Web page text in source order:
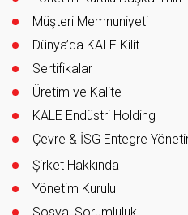
Müşteri Memnuniyeti
Dünya’da KALE Kilit
Sertifikalar
Üretim ve Kalite
KALE Endüstri Holding
Çevre & İSG Entegre
Şirket Hakkında
Yönetim Kurulu